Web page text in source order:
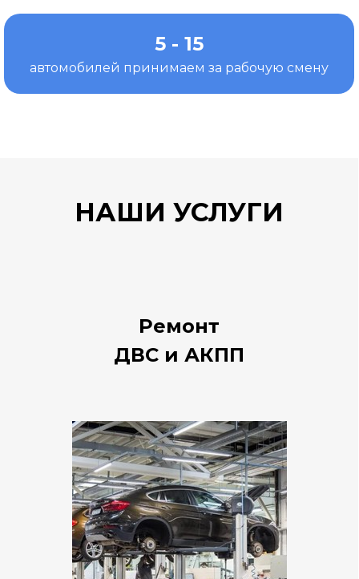
5 - 15
автомобилей принимаем за рабочую смену
НАШИ УСЛУГИ
Ремонт
ДВС и АКПП